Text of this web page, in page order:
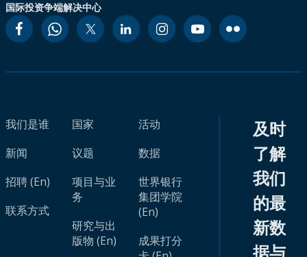
国际投资争端解决中心
我们是谁
新闻
招聘 (En)
联系方式
国家
议题
项目与业
务
研究与出
版物 (En)
活动
数据
世界银行
集团学院
(En)
成果打分
及时
了解
我们
的最
新数
据与